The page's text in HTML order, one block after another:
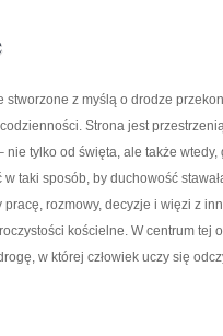
stworzone z myślą o drodze
Strona jest
nie tylko od święta, ale także
w taki sposób, by duchowość
pracę, rozmowy, decyzje i więzi z
kościelne. W centrum tej
w której człowiek uczy się